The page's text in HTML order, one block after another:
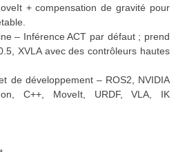
+ compensation de gravité pour
– Inférence ACT par défaut ; prend
XVLA avec des contrôleurs hautes
de développement – ​​ROS2, NVIDIA
C++, MoveIt, URDF, VLA, IK